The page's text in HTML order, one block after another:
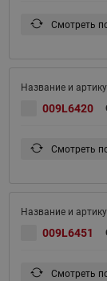
Смотреть
009L6420
Смотреть
009L6451
Смотреть